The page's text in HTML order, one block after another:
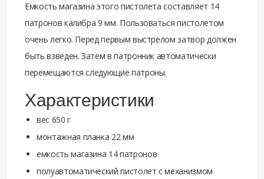
Емкость магазина этого пистолета составляет 14
патронов калибра 9 мм. Пользоваться пистолетом
очень легко. Перед первым выстрелом затвор должен
быть взведен. Затем в патронник автоматически
перемещаются следующие патроны.
Характеристики
вес 650 г
монтажная планка 22 мм
емкость магазина 14 патронов
полуавтоматический пистолет с механизмом